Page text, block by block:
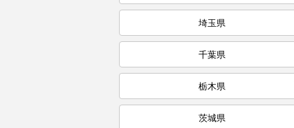
埼玉県
千葉県
栃木県
茨城県